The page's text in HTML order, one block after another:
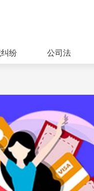
纷 公司法